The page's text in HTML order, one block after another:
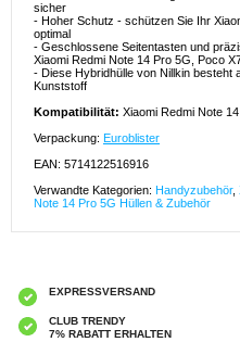
sicher
- Hoher Schutz - schützen Sie Ihr
optimal
- Geschlossene Seitentasten und
Xiaomi Redmi Note 14 Pro 5G, Poco
- Diese Hybridhülle von Nillkin besteht
Kunststoff
Kompatibilität: Xiaomi Redmi Note
Verpackung: Euroblister
EAN: 5714122516916
Verwandte Kategorien: Handyzubehör,
Note 14 Pro 5G Hüllen & Zubehör
EXPRESSVERSAND
CLUB TRENDY
7% RABATT ERHALTEN